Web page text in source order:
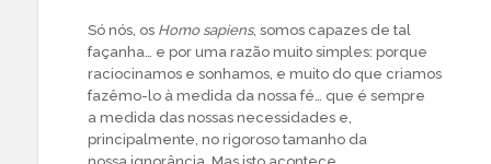
Só nós, os Homo sapiens, somos capazes de tal
façanha… e por uma razão muito simples: porque
raciocinamos e sonhamos, e muito do que criamos
fazêmo-lo à medida da nossa fé… que é sempre
a medida das nossas necessidades e,
principalmente, no rigoroso tamanho da